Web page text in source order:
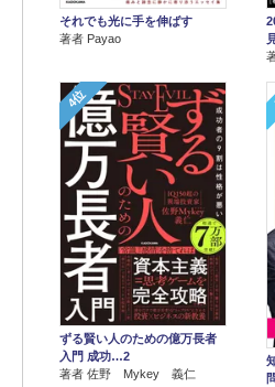
それでも光に手を伸ばす
著者 Payao
4位
ずる賢い人のための億万長者
入門 成功…2
著者 佐野 Mykey 義仁